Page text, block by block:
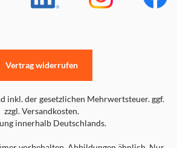
inkl. der gesetzlichen Mehrwertsteuer. ggf.
zzgl. Versandkosten.
innerhalb Deutschlands.
Vertrag widerrufen